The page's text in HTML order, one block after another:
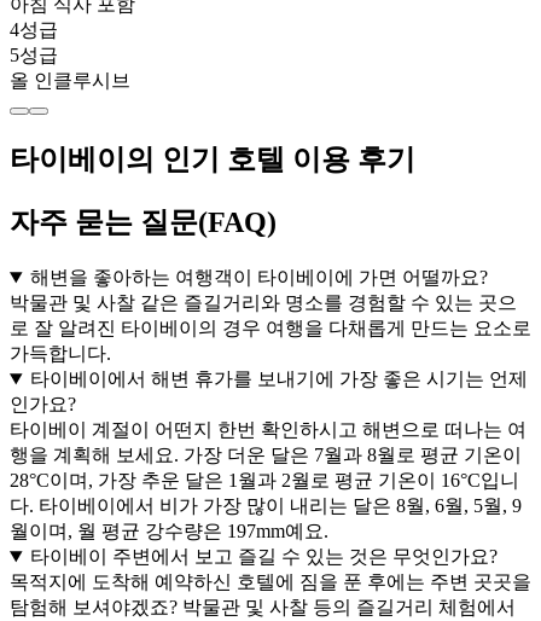
아침 식사 포함
4성급
5성급
올 인클루시브
타이베이의 인기 호텔 이용 후기
자주 묻는 질문(FAQ)
해변을 좋아하는 여행객이 타이베이에 가면 어떨까요?
박물관 및 사찰 같은 즐길거리와 명소를 경험할 수 있는 곳으
로 잘 알려진 타이베이의 경우 여행을 다채롭게 만드는 요소로
가득합니다.
타이베이에서 해변 휴가를 보내기에 가장 좋은 시기는 언제
인가요?
타이베이 계절이 어떤지 한번 확인하시고 해변으로 떠나는 여
행을 계획해 보세요. 가장 더운 달은 7월과 8월로 평균 기온이
28°C이며, 가장 추운 달은 1월과 2월로 평균 기온이 16°C입니
다. 타이베이에서 비가 가장 많이 내리는 달은 8월, 6월, 5월, 9
월이며, 월 평균 강수량은 197mm예요.
타이베이 주변에서 보고 즐길 수 있는 것은 무엇인가요?
목적지에 도착해 예약하신 호텔에 짐을 푼 후에는 주변 곳곳을
탐험해 보셔야겠죠? 박물관 및 사찰 등의 즐길거리 체험에서